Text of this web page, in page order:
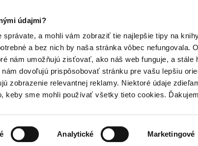
údajmi?
a mohli vám zobraziť tie najlepšie tipy na
a bez nich by naša stránka vôbec nefungovala.
nám umožňujú zisťovať, ako náš web funguje, a stále
dovoľujú prispôsobovať stránku pre vašu lepšiu
zobrazenie relevantnej reklamy. Niektoré údaje
keby sme mohli používať všetky tieto cookies.
Analytické Marketingové